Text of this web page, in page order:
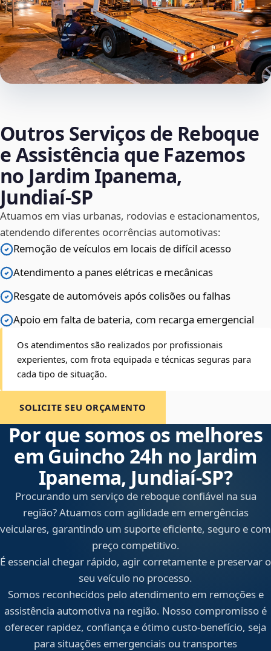
Outros Serviços de Reboque
e Assistência que Fazemos
no Jardim Ipanema,
Jundiaí‑SP
Atuamos em vias urbanas, rodovias e estacionamentos,
atendendo diferentes ocorrências automotivas:
Remoção de veículos em locais de difícil acesso
Atendimento a panes elétricas e mecânicas
Resgate de automóveis após colisões ou falhas
Apoio em falta de bateria, com recarga emergencial
Os atendimentos são realizados por profissionais
experientes, com frota equipada e técnicas seguras para
cada tipo de situação.
SOLICITE SEU ORÇAMENTO
Por que somos os melhores
em Guincho 24h no Jardim
Ipanema, Jundiaí‑SP?
Procurando um serviço de reboque confiável na sua
região? Atuamos com agilidade em emergências
veiculares, garantindo um suporte eficiente, seguro e com
preço competitivo.
É essencial chegar rápido, agir corretamente e preservar o
seu veículo no processo.
Somos reconhecidos pelo atendimento em remoções e
assistência automotiva na região. Nosso compromisso é
oferecer rapidez, confiança e ótimo custo-benefício, seja
para situações emergenciais ou transportes